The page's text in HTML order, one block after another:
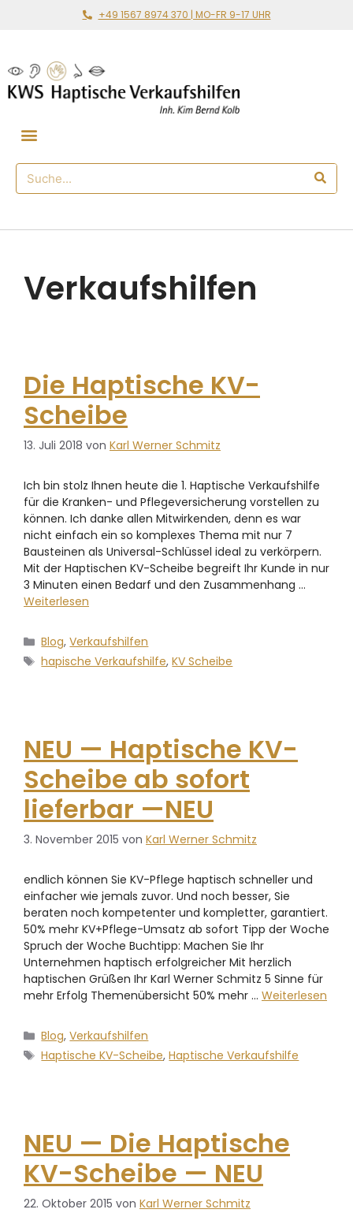
+49 1567 8974 370 | MO-FR 9-17 UHR
Verkaufshilfen
Die Haptische KV-
Scheibe
13. Juli 2018 von Karl Werner Schmitz
Ich bin stolz Ihnen heute die 1. Haptische Verkaufshilfe
für die Kranken- und Pflegeversicherung vorstellen zu
können. Ich danke allen Mitwirkenden, denn es war
nicht einfach ein so komplexes Thema mit nur 7
Bausteinen als Universal-Schlüssel ideal zu verkörpern.
Mit der Haptischen KV-Scheibe begreift Ihr Kunde in nur
3 Minuten einen Bedarf und den Zusammenhang …
Weiterlesen
Blog,Verkaufshilfen
hapische Verkaufshilfe,KV Scheibe
NEU — Haptische KV-
Scheibe ab sofort
lieferbar —NEU
3. November 2015 von Karl Werner Schmitz
endlich können Sie KV-Pflege haptisch schneller und
einfacher wie jemals zuvor. Und noch besser, Sie
beraten noch kompetenter und kompletter, garantiert.
50% mehr KV+Pflege-Umsatz ab sofort Tipp der Woche
Spruch der Woche Buchtipp: Machen Sie Ihr
Unternehmen haptisch erfolgreicher Mit herzlich
haptischen Grüßen Ihr Karl Werner Schmitz 5 Sinne für
mehr Erfolg Themenübersicht 50% mehr … Weiterlesen
Blog,Verkaufshilfen
Haptische KV-Scheibe,Haptische Verkaufshilfe
NEU — Die Haptische
KV-Scheibe — NEU
22. Oktober 2015 von Karl Werner Schmitz